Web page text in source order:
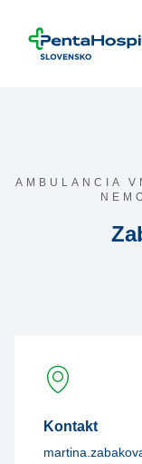
AMBULANCIA
Kontakt